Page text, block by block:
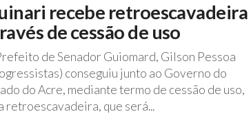
recebe retroescavadeira
de cessão de uso
de Senador Guiomard, Gilson Pessoa
conseguiu junto ao Governo do
do Acre, mediante termo de cessão de uso,
retroescavadeira, que será...